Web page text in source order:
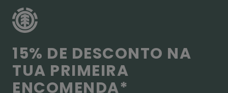
15% DE DESCONTO NA
TUA PRIMEIRA
ENCOMENDA*